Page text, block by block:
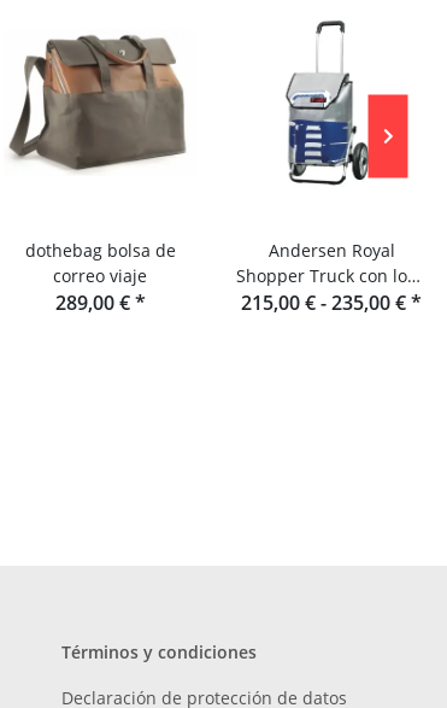
dothebag bolsa de
correo viaje
289,00 €*
Andersen Royal
Shopper Truck con lona
para camión
215,00 € -235,00 €*
Términos y condiciones
Declaración de protección de datos